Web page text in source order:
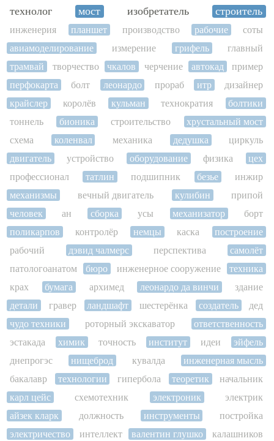
технолог
мост изобретатель строитель
инженерия планшет производство рабочие
соты
авиамоделирование
измерение грифель
главный
трамвай
творчество чкалов черчение автокад
пример
перфокарта
болт леонардо прораб итр
дизайнер
крайслер
королёв кульман технократия
болтики
тоннель
бионика строительство
хрустальный мост
схема
коленвал механика дедушка
циркуль
двигатель
устройство оборудование физика
цех
профессионал
татлин подшипник безье
инжир
механизмы
вечный двигатель кулибин
припой
человек
ан сборка усы механизатор
борт
поликарпов
контролёр немцы каска
построение
рабочий
дэвид чалмерс перспектива
самолёт
патологоанатом
бюро инженерное сооружение
техника
крах
бумага архимед леонардо да винчи
здание
детали
гравер ландшафт шестерёнка создатель
дед
чудо техники
роторный экскаватор
ответственность
эстакада
химик точность институт идеи
эйфель
днепрогэс
нищеброд кувалда
инженерная мысль
бакалавр
технологии гипербола теоретик
начальник
карл цейс
схемотехник электроник
электрик
айзек кларк
должность инструменты
постройка
электричество
интеллект валентин глушко
калашников